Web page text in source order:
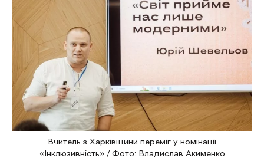
Вчитель з Харківщини переміг у номінації
«Інклюзивність» / Фото: Владислав Акименко